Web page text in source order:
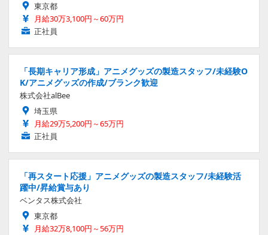
東京都
月給30万3,100円～60万円
正社員
「長期キャリア形成」アニメグッズの製造スタッフ/未経験O
K/アニメグッズの作成/ブランク歓迎
株式会社alBee
埼玉県
月給29万5,200円～65万円
正社員
「再スタート応援」アニメグッズの製造スタッフ/未経験活
躍中/昇給賞与あり
ベンタス株式会社
東京都
月給32万8,100円～56万円